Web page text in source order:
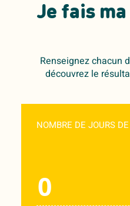
moments de partage et
Je fais
Renseignez chacun
découvrez le
NOMBRE DE JOURS